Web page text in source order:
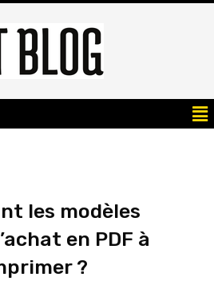
les modèles
en PDF à
?